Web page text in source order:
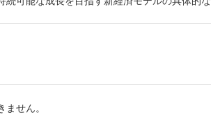
せん。